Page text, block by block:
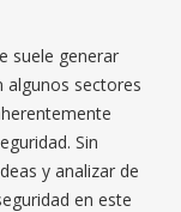
suele generar
algunos sectores
Sin
y analizar de
en este